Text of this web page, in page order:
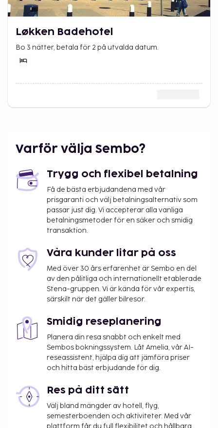
Løkken Badehotel
Bo 3 nätter, betala för 2 på utvalda datum.
Varför välja Sembo?
Trygg och flexibel betalning
Få de bästa erbjudandena med vår
prisgaranti och välj betalningsalternativ som
passar just dig. Vi accepterar alla vanliga
betalningsmetoder för en säker och smidig
transaktion.
Våra kunder litar på oss
Med över 30 års erfarenhet är Sembo en del
av den pålitliga och internationellt etablerade
Stena-gruppen. Vi är kända för vår expertis,
särskilt när det gäller bilresor.
Smidig reseplanering
Planera din resa snabbt och enkelt med
Sembos bokningssystem. Låt Amelia, vår AI-
reseassistent, hjälpa dig att jämföra priser
och hitta bäst erbjudande för dig.
Res på ditt sätt
Välj bland mängder av hotell, flyg,
semesterboenden och aktiviteter. Med vår
plattform får du full flexibilitet och hållbara